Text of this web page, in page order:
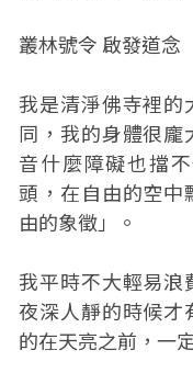
叢林號令 啟發道念
我是清淨佛寺裡的
同，我的身體很龐
音什麼障礙也擋
頭，在自由的空中
由的象徵」。
我平時不大輕易浪
夜深人靜的時候才
的在天亮之前，一